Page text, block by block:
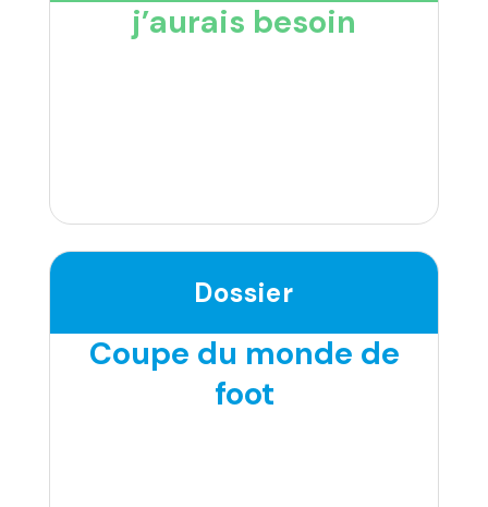
j’aurais besoin
Dossier
Coupe du monde de
foot